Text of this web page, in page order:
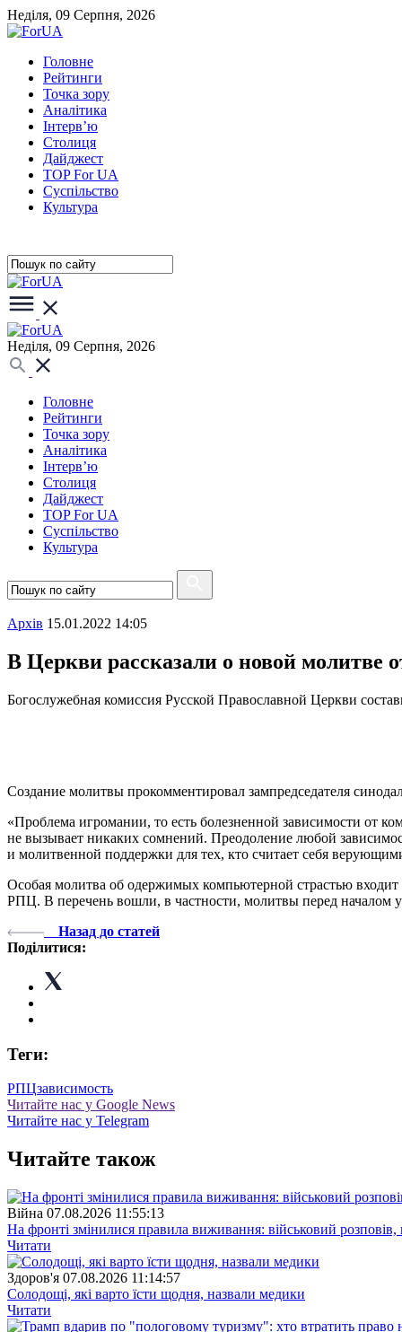
Неділя, 09 Серпня, 2026
Головне
Рейтинги
Точка зору
Аналітика
Інтерв’ю
Столиця
Дайджест
TOP For UA
Суспiльство
Культура
Неділя, 09 Серпня, 2026
Головне
Рейтинги
Точка зору
Аналітика
Інтерв’ю
Столиця
Дайджест
TOP For UA
Суспiльство
Культура
Архiв 15.01.2022 14:05
В Церкви рассказали о новой молитве
Богослужебная комиссия Русской Православной Церкви
Создание молитвы прокомментировал зампредседателя
«Проблема игромании, то есть болезненной зависимости от
не вызывает никаких сомнений. Преодоление любой
и молитвенной поддержки для тех, кто считает себя
Особая молитва об одержимых компьютерной страстью
РПЦ. В перечень вошли, в частности, молитвы перед началом
Назад до статей
Поділитися:
Теги:
РПЦзависимость
Читайте нас у Google News
Читайте нас у Telegram
Читайте також
Війна 07.08.2026 11:55:13
На фронті змінилися правила виживання: військовий розповів,
Читати
Здоров'я 07.08.2026 11:14:57
Солодощі, які варто їсти щодня, назвали медики
Читати